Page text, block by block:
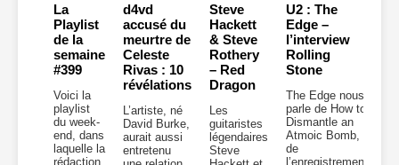
La
Playlist
de la
semaine
#399
Voici la
playlist
du week-
end, dans
laquelle la
rédaction
d4vd
accusé du
meurtre de
Celeste
Rivas : 10
révélations
L’artiste, né
David Burke,
aurait aussi
entretenu
Steve
Hackett
& Steve
Rothery
– Red
Dragon
Les
guitaristes
légendaires
Steve
U2 : The
Edge –
l’interview
Rolling
Stone
The Edge nous
parle de How to
Dismantle an
Atmoic Bomb,
de
l’enregistrement